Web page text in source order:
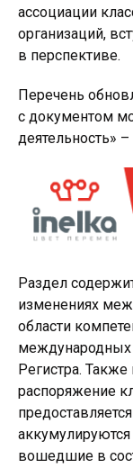
ассоциации
организаций,
в перспективе.
Перечень
с документом
деятельность»
Раздел
изменениях
области
международных
Регистра.
распоряжение
вошедшие в